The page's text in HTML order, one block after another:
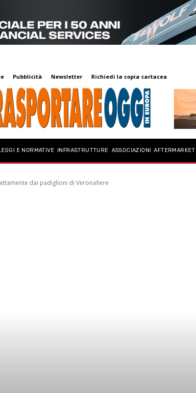
Pubblicità Newsletter Richiedi la copia cartacea
E NORMATIVE INFRASTRUTTURE ASSOCIAZIONI AFTERMARKET
dai padiglioni di Veronafiere